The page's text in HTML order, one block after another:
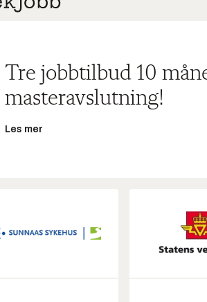
Tre jobbtilbud 10
masteravslutning!
Les mer